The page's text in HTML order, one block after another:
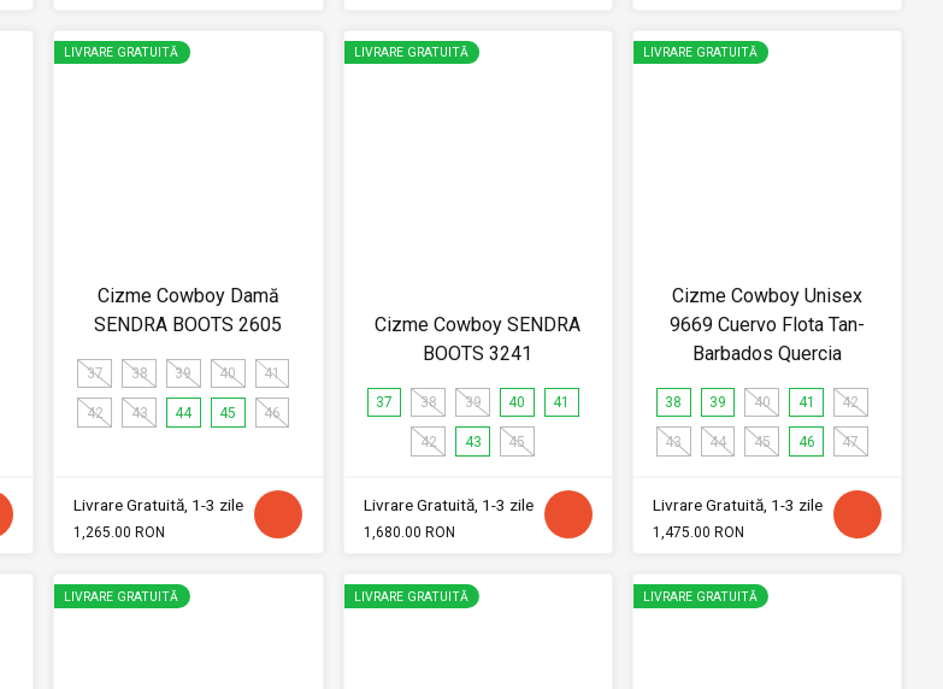
LIVRARE GRATUITĂ
Cizme Cowboy Damă
SENDRA BOOTS 2605
37 38 39 40 41
42 43 44 45 46
Livrare Gratuită, 1-3 zile
1,265.00 RON
LIVRARE GRATUITĂ
Cizme Cowboy SENDRA
BOOTS 3241
37 38 39 40 41
42 43 45
Livrare Gratuită, 1-3 zile
1,680.00 RON
LIVRARE GRATUITĂ
Cizme Cowboy Unisex
9669 Cuervo Flota Tan-
Barbados Quercia
38 39 40 41 42
43 44 45 46 47
Livrare Gratuită, 1-3 zile
1,475.00 RON
LIVRARE GRATUITĂ LIVRARE GRATUITĂ LIVRARE GRATUITĂ